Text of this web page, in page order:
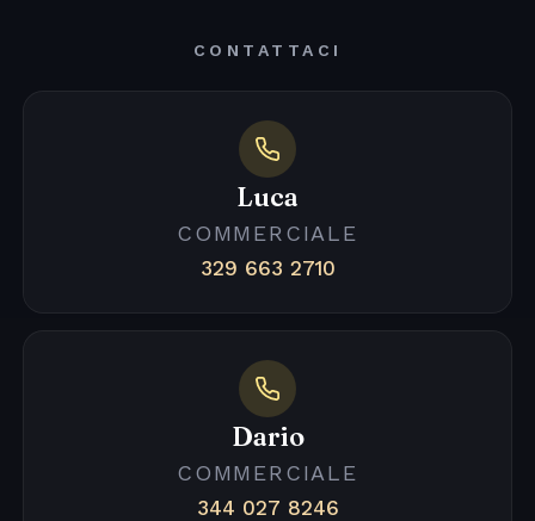
CONTATTACI
Luca
COMMERCIALE
329 663 2710
Dario
COMMERCIALE
344 027 8246